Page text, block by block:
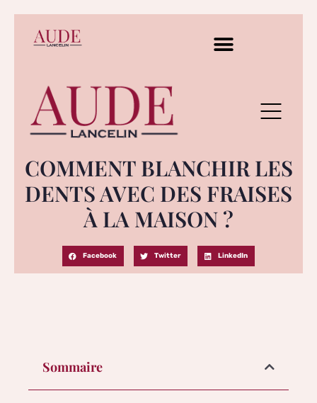
COMMENT BLANCHIR LES
DENTS AVEC DES FRAISES
À LA MAISON ?
Facebook Twitter LinkedIn
Sommaire